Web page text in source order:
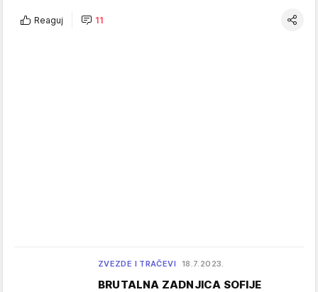
Reaguj 11
ZVEZDE I TRAČEVI 18.7.2023.
BRUTALNA ZADNJICA SOFIJE